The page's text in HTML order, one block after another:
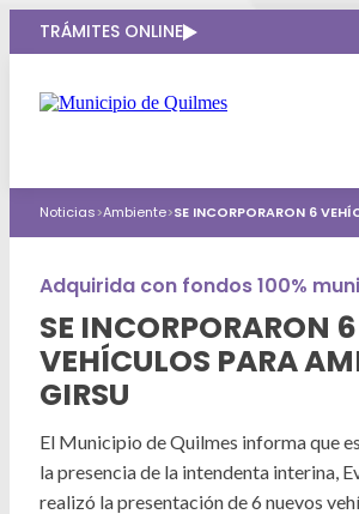
TRÁMITES ONLINE
Intendenta
Gobierno Abierto
Áreas de gobierno
HCD
Puntos de interés
Mapa interactivo
Defensoria del Pueblo
Seguridad
Salud
GIRSU
Educación
Culturas
ARQUI
Mi Quilmes Digital
Atención a la comunidad
Defensa del consumidor
Agenda municipal
Noticias>Ambiente>
Adquirida con fondos 100%
SE INCORPORARON 6
VEHÍCULOS PARA
GIRSU
El Municipio de Quilmes informa que
la presencia de la intendenta interina,
realizó la presentación de 6 nuevos